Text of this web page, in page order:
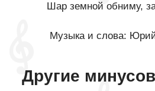
Шар земной обниму,
Музыка и слова:
Другие